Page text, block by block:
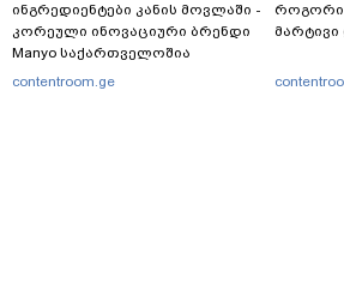
ინგრედიენტები კანის მოვლაში -
კორეული ინოვაციური ბრენდი
Manyo საქართველოშია
contentroom.ge